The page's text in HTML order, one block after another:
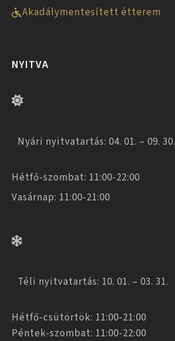
Akadálymentesített étterem
NYITVA
Nyári nyitvatartás: 04. 01. – 09. 30.
Hétfő-szombat: 11:00-22:00
Vasárnap: 11:00-21:00
Téli nyitvatartás: 10. 01. – 03. 31.
Hétfő-csütörtök: 11:00-21:00
Péntek-szombat: 11:00-22:00